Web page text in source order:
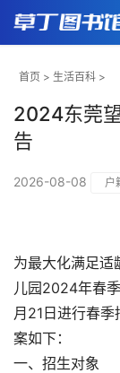
首页 > 生活百科 >
2024东莞
告
2026-08-08 户
为最大化满足适
儿园2024年春
月21日进行春
案如下：
一、招生对象